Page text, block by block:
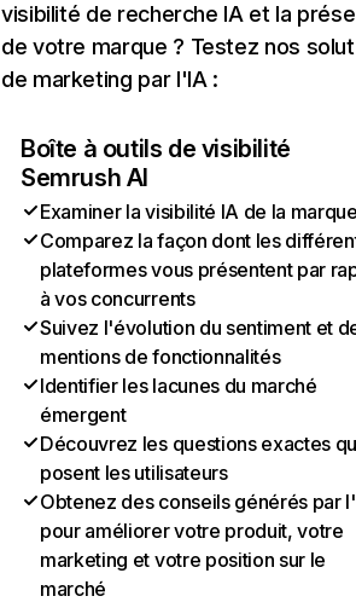
visibilité de recherche IA et la
de votre marque ? Testez nos
de marketing par l'IA :
Boîte à outils de visibilité
Semrush AI
Examiner la visibilité IA de la
Comparez la façon dont les
plateformes vous présentent par
à vos concurrents
Suivez l'évolution du sentiment et
mentions de fonctionnalités
Identifier les lacunes du marché
émergent
Découvrez les questions exactes
posent les utilisateurs
Obtenez des conseils générés par
pour améliorer votre produit, votre
marketing et votre position sur le
marché